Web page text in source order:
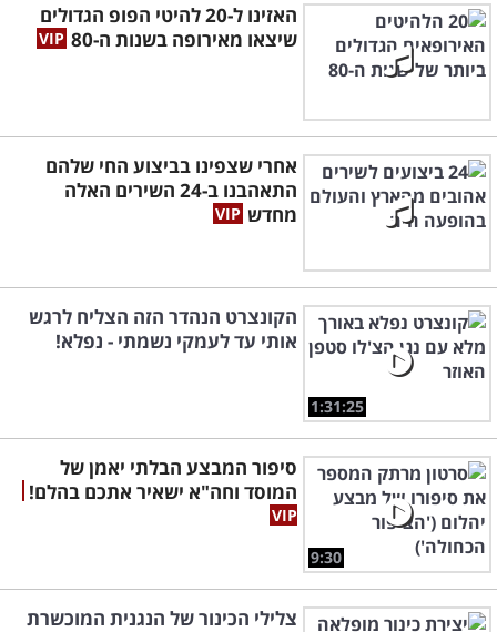
האזינו ל-20 להיטי הפופ הגדולים
שיצאו מאירופה בשנות ה-80
אחרי שצפינו בביצוע החי שלהם
התאהבנו ב-24 השירים האלה
מחדש
1:31:25
הקונצרט הנהדר הזה הצליח לרגש
אותי עד לעמקי נשמתי - נפלא!
9:30
סיפור המבצע הבלתי יאמן של
המוסד וחה"א ישאיר אתכם בהלם!
צלילי הכינור של הנגנית המוכשרת